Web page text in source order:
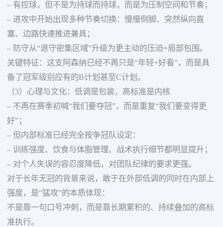
– 有控球，但不是为持球而持球，而是为压制空间和节奏；
– 进攻中开始出现多种节奏切换：慢慢倒脚、突然纵向直
塞、边路快速推进兼具；
– 防守从“退守密集区域”升级为更主动的压迫+局部包围。
关键特征：这支阿森纳已经不再只是“年轻+好看”，而是具
备了冠军级别应有的B计划甚至C计划。
（3）心理与文化：低调是包装，高标准是内核
– 不再在赛季初喊“我们要夺冠”，而是重复“我们要变得更
好”；
– 但内部标准已经完全按争冠队设定：
– 训练强度、饮食与体脂管理、战术执行细节都明显提升；
– 对个人失误的容忍度降低，对团队纪律的要求更强。
对于长年无冠的背景来说，敢于在外部低调的同时在内部上
强度，是“猛攻”的本质体现：
不是靠一句口号冲刺，而是靠长期累积的、持续叠加的高标
准执行。